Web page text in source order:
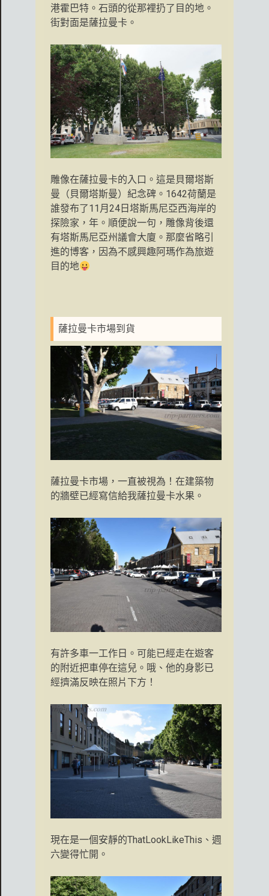
港霍巴特。石頭的從那裡扔了目的地。
街對面是薩拉曼卡。
雕像在薩拉曼卡的入口。這是貝爾塔斯
曼（貝爾塔斯曼）紀念碑。 1642荷蘭是
誰發布了11月24日塔斯馬尼亞西海岸的
探險家，年。順便說一句，雕像背後還
有塔斯馬尼亞州議會大廈。那麼省略引
進的博客，因為不感興趣阿瑪作為旅遊
目的地
薩拉曼卡市場到貨
薩拉曼卡市場，一直被視為！在建築物
的牆壁已經寫信給我薩拉曼卡水果。
有許多車一工作日。可能已經走在遊客
的附近把車停在這兒。哦、他的身影已
經擠滿反映在照片下方！
現在是一個安靜的ThatLookLikeThis、週
六變得忙開。